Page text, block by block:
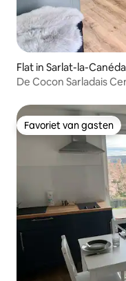
Flat in Sarlat-la-Canéda
De Cocon Sarladais
Favoriet van gasten
Favoriet van gasten